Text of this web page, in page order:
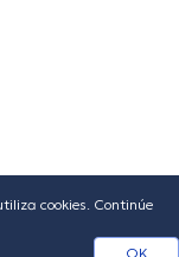
cookies. Continúe
OK